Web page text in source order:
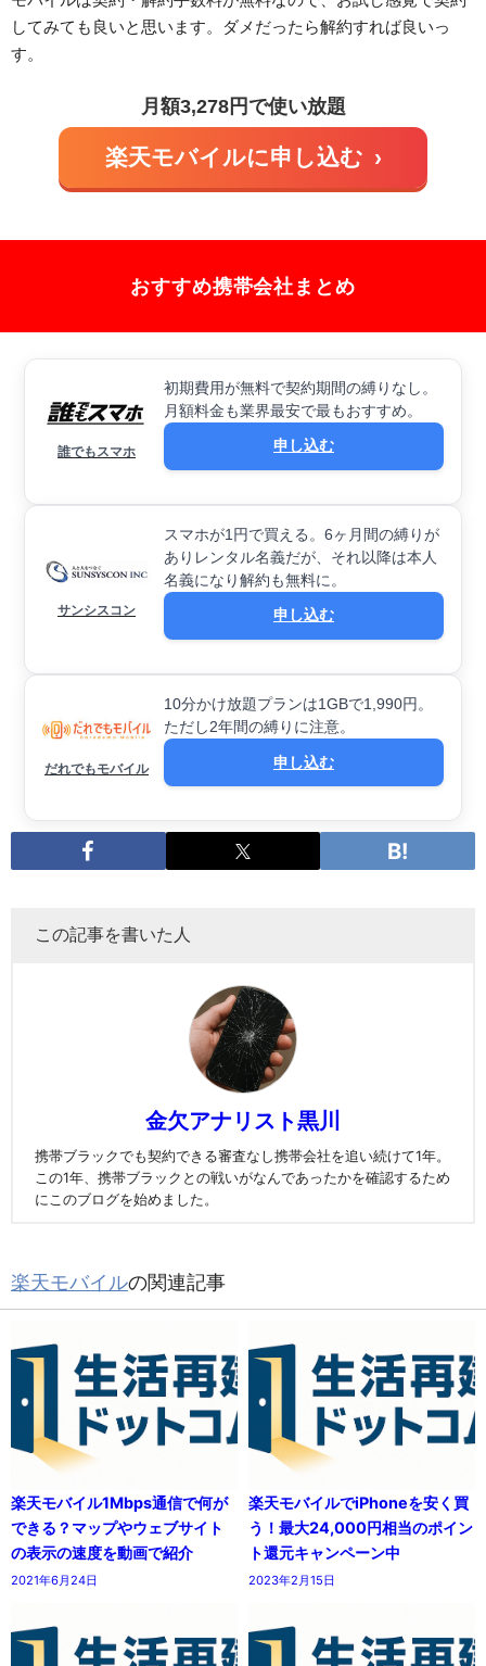
してみても良いと思います。ダメだったら解約すれば良いっ
す。
月額3,278円で使い放題
楽天モバイルに申し込む ›
おすすめ携帯会社まとめ
誰でもスマホ
初期費用が無料で契約期間の縛りなし。
月額料金も業界最安で最もおすすめ。
申し込む
サンシスコン
スマホが1円で買える。6ヶ月間の縛りが
ありレンタル名義だが、それ以降は本人
名義になり解約も無料に。
申し込む
だれでもモバイル
10分かけ放題プランは1GBで1,990円。
ただし2年間の縛りに注意。
申し込む
この記事を書いた人
金欠アナリスト黒川
携帯ブラックでも契約できる審査なし携帯会社を追い続けて1年。
この1年、携帯ブラックとの戦いがなんであったかを確認するため
にこのブログを始めました。
楽天モバイルの関連記事
楽天モバイル1Mbps通信で何が
できる？マップやウェブサイト
の表示の速度を動画で紹介
2021年6月24日
楽天モバイルでiPhoneを安く買
う！最大24,000円相当のポイン
ト還元キャンペーン中
2023年2月15日